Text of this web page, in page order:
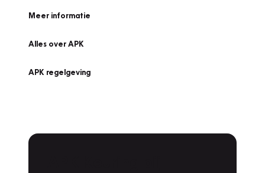
Meer informatie
Alles over APK
APK regelgeving